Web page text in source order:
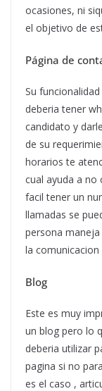
ocasiones, ni
el objetivo de
Página de
Su
deberia tener
candidato y
de su
horarios te
cual ayuda a no
facil tener un
llamadas se
persona
la
Blog
Este es muy
un blog pero lo
deberia utilizar
pagina si no
es el caso ,